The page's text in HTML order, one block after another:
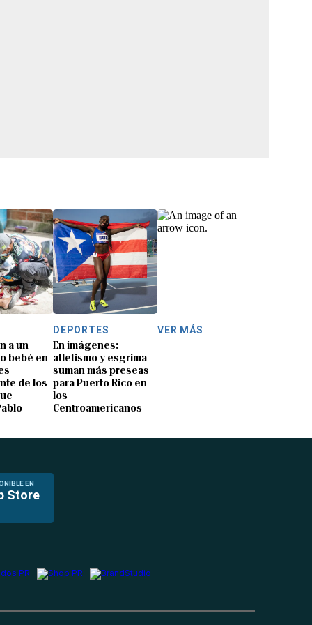
a un
bebé en
de los
DEPORTES
En imágenes:
atletismo y esgrima
suman más preseas
para Puerto Rico en
los
Centroamericanos
VER MÁS
EN
Store